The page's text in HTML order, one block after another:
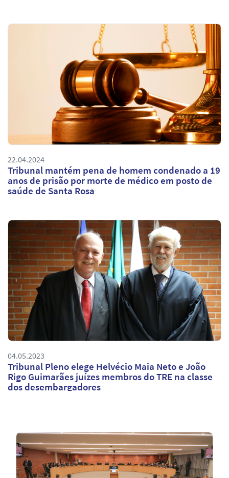
22.04.2024
Tribunal mantém pena de homem condenado a 19
anos de prisão por morte de médico em posto de
saúde de Santa Rosa
04.05.2023
Tribunal Pleno elege Helvécio Maia Neto e João
Rigo Guimarães juízes membros do TRE na classe
dos desembargadores
Notícias
em
Destaque